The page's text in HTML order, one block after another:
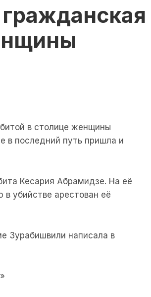
в столице женщины
в последний путь пришла и
Кесария Абрамидзе. На её
убийстве арестован её
Зурабишвили написала в